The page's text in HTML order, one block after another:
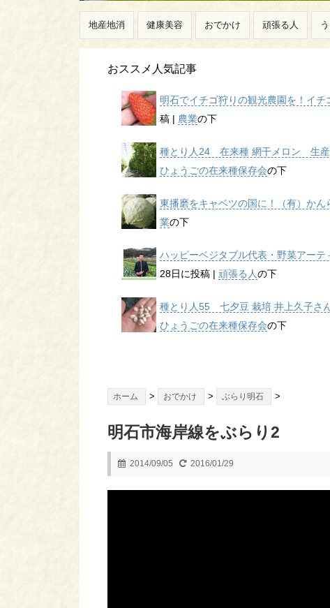
地産地消 健康美容 おでかけ 頑張る人
おススメ人気記事
明石でイチゴ狩りの観光農園を！イチ
稿 | 農業の下
種とり人24 在来種 網干メロン 生産
ひょうごの在来種保存会の下
東播磨をキャベツの国に！（有）かん
業の下
ハッピーベジタブル代表・野菜アー
28日に投稿 | 頑張る人の下
種とり人55 七夕豆 栽培 井上久子さ
ひょうごの在来種保存会の下
ホーム > おでかけ > ぶらり明石 >
明石市海岸線をぶらり2
2014/09/05 2016/01/29